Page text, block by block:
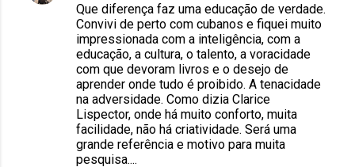
Que diferença faz uma educação de verdade.
Convivi de perto com cubanos e fiquei muito
impressionada com a inteligência, com a
educação, a cultura, o talento, a voracidade
com que devoram livros e o desejo de
aprender onde tudo é proibido. A tenacidade
na adversidade. Como dizia Clarice
Lispector, onde há muito conforto, muita
facilidade, não há criatividade. Será uma
grande referência e motivo para muita
pesquisa....